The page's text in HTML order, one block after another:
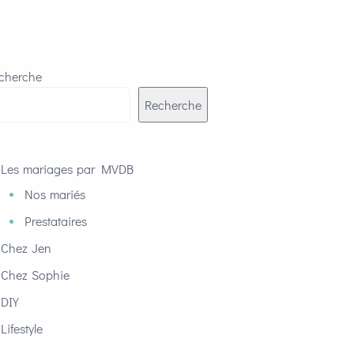
Recherche
Les mariages par MVDB
Nos mariés
Prestataires
Chez Jen
Chez Sophie
DIY
Lifestyle